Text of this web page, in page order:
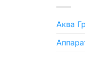
Аква